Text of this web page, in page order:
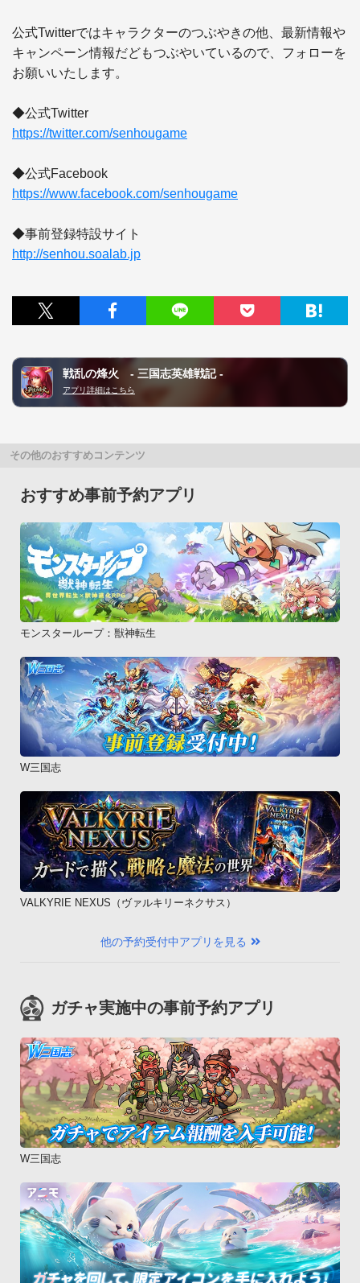
公式Twitterではキャラクターのつぶやきの他、最新情報や
キャンペーン情報だどもつぶやいているので、フォローを
お願いいたします。
https://twitter.com/senhougame
https://www.facebook.com/senhougame
http://senhou.soalab.jp
戦乱の烽火 - 三国志英雄戦記 -
アプリ詳細はこちら
その他のおすすめコンテンツ
おすすめ事前予約アプリ
モンスターループ：獣神転生
W三国志
VALKYRIE NEXUS（ヴァルキリーネクサス）
他の予約受付中アプリを見る
ガチャ実施中の事前予約アプリ
W三国志